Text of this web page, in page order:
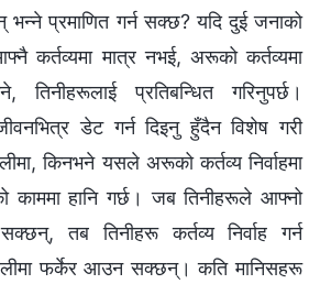
प्रमाणित गर्न सक्छ? यदि दुई जनाको
कर्तव्यमा मात्र नभई, अरूको कर्तव्यमा
प्रतिबन्धित गरिनुपर्छ।
डेट गर्न दिइनु हुँदैन विशेष गरी
किनभने यसले अरूको कर्तव्य निर्वाहमा
काममा हानि गर्छ। जब तिनीहरूले आफ्नो
तब तिनीहरू कर्तव्य निर्वाह गर्न
फर्केर आउन सक्छन्। कति मानिसहरू